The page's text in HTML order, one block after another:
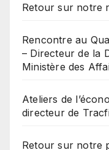
Retour sur notre
Rencontre au
– Directeur de la
Ministère des
Ateliers de
directeur de
Retour sur notre